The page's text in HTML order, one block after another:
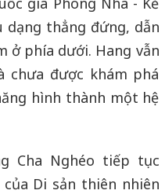
dạng thẳng đứng, dẫn
ở phía dưới. Hang vẫn
được khám phá
hình thành một hệ
Cha Nghéo tiếp tục
Di sản thiên nhiên